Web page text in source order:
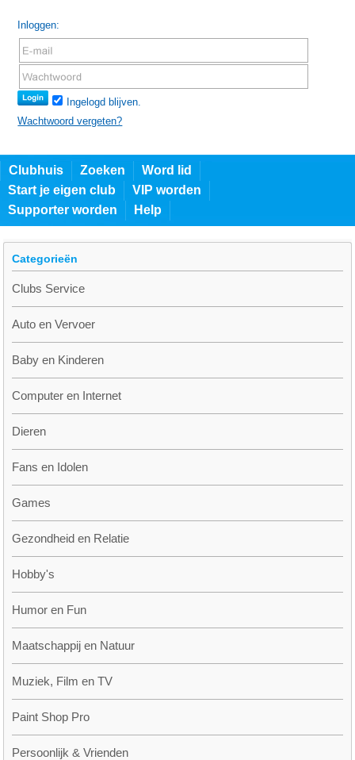
Inloggen:
Ingelogd blijven.
Wachtwoord vergeten?
Clubhuis Zoeken
Word lid
Start je eigen club
VIP worden
Supporter worden
Help
Categorieën
Clubs Service
Auto en Vervoer
Baby en Kinderen
Computer en Internet
Dieren
Fans en Idolen
Games
Gezondheid en Relatie
Hobby's
Humor en Fun
Maatschappij en Natuur
Muziek, Film en TV
Paint Shop Pro
Persoonlijk & Vrienden